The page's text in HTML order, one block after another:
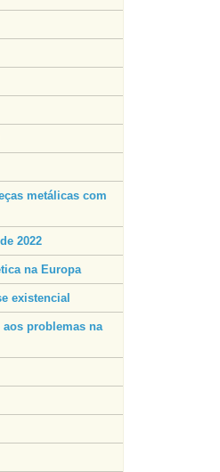
metálicas com
2022
na Europa
existencial
problemas na